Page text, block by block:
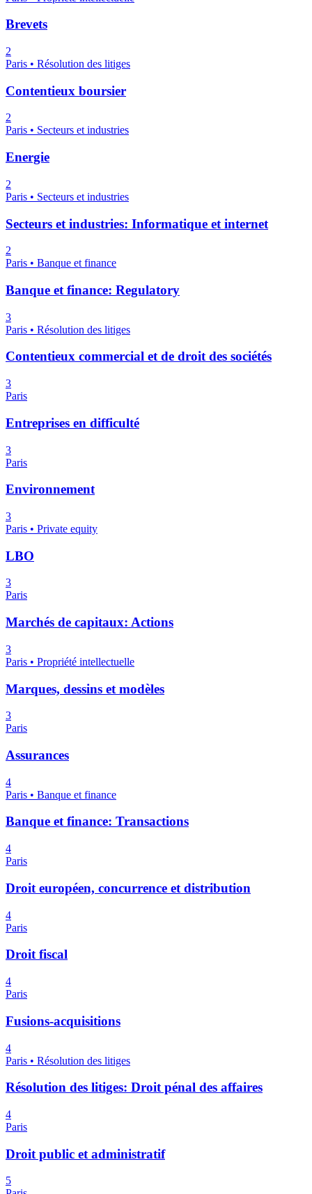
Brevets
2
Paris • Résolution des litiges
Contentieux boursier
2
Paris • Secteurs et industries
Energie
2
Paris • Secteurs et industries
Secteurs et industries: Informatique et internet
2
Paris • Banque et finance
Banque et finance: Regulatory
3
Paris • Résolution des litiges
Contentieux commercial et de droit des sociétés
3
Paris
Entreprises en difficulté
3
Paris
Environnement
3
Paris • Private equity
LBO
3
Paris
Marchés de capitaux: Actions
3
Paris • Propriété intellectuelle
Marques, dessins et modèles
3
Paris
Assurances
4
Paris • Banque et finance
Banque et finance: Transactions
4
Paris
Droit européen, concurrence et distribution
4
Paris
Droit fiscal
4
Paris
Fusions-acquisitions
4
Paris • Résolution des litiges
Résolution des litiges: Droit pénal des affaires
4
Paris
Droit public et administratif
5